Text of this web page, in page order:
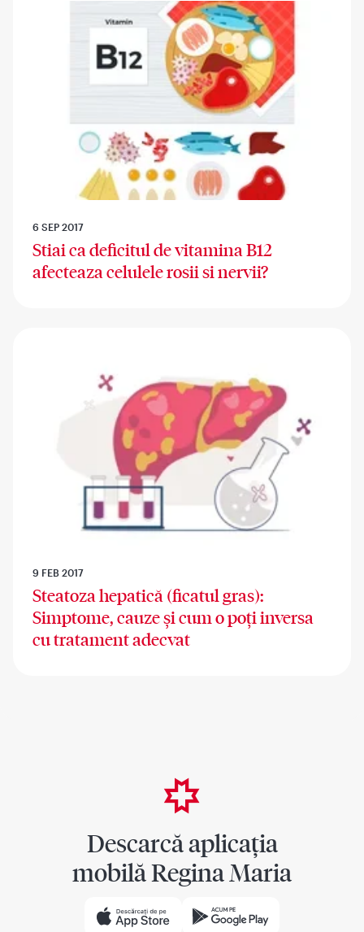
6 SEP 2017
Stiai ca deficitul de vitamina B12
afecteaza celulele rosii si nervii?
9 FEB 2017
Steatoza hepatică (ficatul gras):
Simptome, cauze și cum o poți inversa
cu tratament adecvat
Descarcă aplicația
mobilă Regina Maria